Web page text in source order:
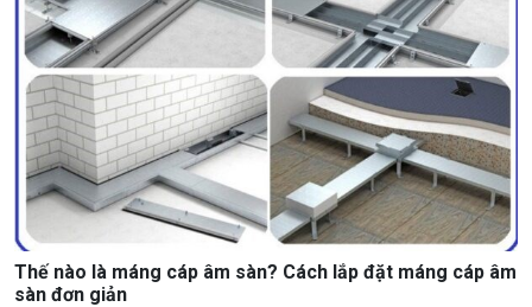
Thế nào là máng cáp âm sàn? Cách lắp đặt máng cáp âm
sàn đơn giản